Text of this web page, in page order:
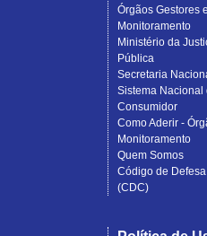
Órgãos Gestores
Monitoramento
Ministério da
Pública
Secretaria
Sistema Nacional
Consumidor
Como Aderir -
Monitoramento
Quem Somos
Código de
(CDC)